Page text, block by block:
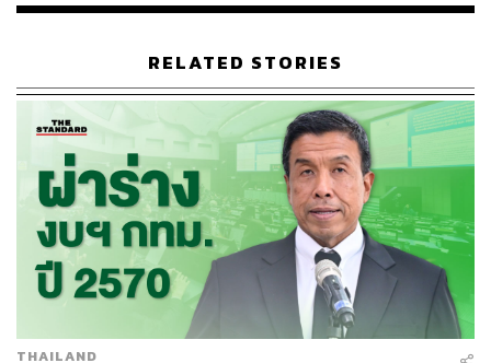
อีกส่วนที่อาจจะต้องตามดูคือการปรับปรุงในเรื่องของท้อง
ถนน ซึ่งจะรวมไปถึงการตั้งป้ายโฆษณาตามจุดต่างๆ ที่บาง
ส่วนอาจจะไม่เหมาะสม ซึ่งก็อาจจะกระทบต่อบริษัทอย่าง
VGI หรือ PLANB แต่ในส่วนนี้ก็ยังไม่มีอะไรชัดเจน
ณัฐชาต เมฆมาสิน ผู้ช่วยกรรมการผู้จัดการ ฝ่ายวิเคราะห์
หลักทรัพย์ บล.ทรีนีตี้ เปิดเผยว่า หลังทราบผลการเลือกตั้งภาพ
รวมของตลาดหุ้นเมื่อวานนี้ก็ไม่ได้ตอบรับมากนัก สะท้อน
จากมูลค่าซื้อขายราว 5 หมื่นล้านบาท ซึ่งโดยปกติแล้ว
‘Election Rally’ มักจะเกิดขึ้นกับการเลือกตั้งนายกรัฐมนตรี
มากกว่า ซึ่งเราประเมินว่าอาจจะเริ่มเห็น Sentiment นั้นใน
RELATED STORIES
THAILAND